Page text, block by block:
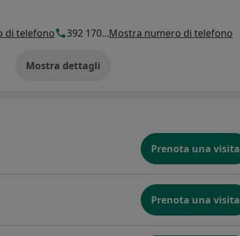
di telefono 392 170...Mostra numero di telefono
Mostra dettagli
sull'indirizzo
Prenota una visita
Prenota una visita